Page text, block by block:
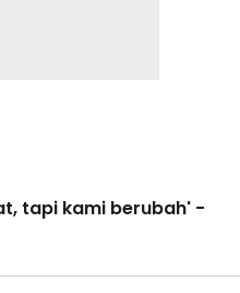
tapi kami berubah' -